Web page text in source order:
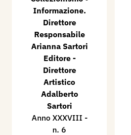
Informazione.
Direttore
Responsabile
Arianna Sartori
Editore -
Direttore
Artistico
Adalberto
Sartori
Anno XXXVIII -
n. 6